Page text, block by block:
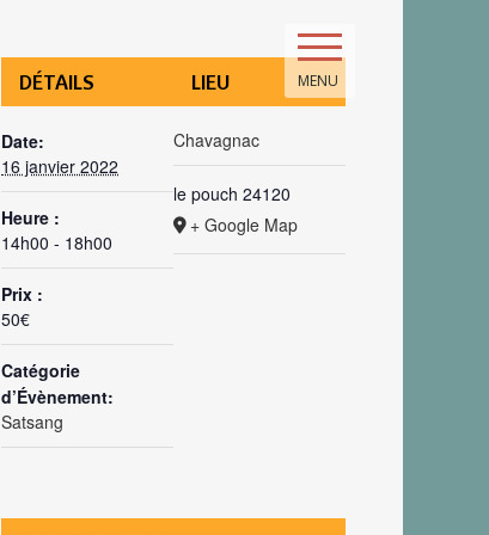
MENU
DÉTAILS
Date:
16 janvier 2022
Heure :
14h00 - 18h00
Prix :
50€
Catégorie
d’Évènement:
Satsang
LIEU
Chavagnac
le pouch 24120
+ Google Map